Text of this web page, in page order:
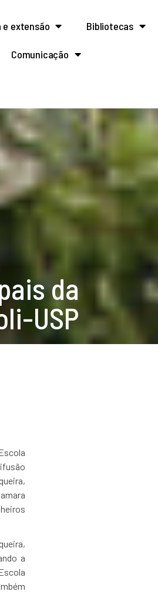
e extensão Bibliotecas
Comunicação
da
USP
a